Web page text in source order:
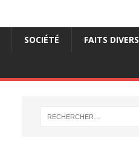
SOCIÉTÉ FAITS DIVERS